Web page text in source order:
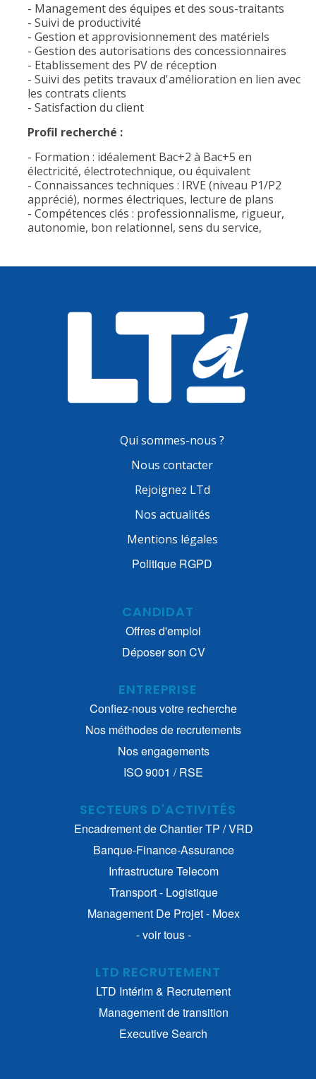
- Management des équipes et des sous-traitants
- Suivi de productivité
- Gestion et approvisionnement des matériels
- Gestion des autorisations des concessionnaires
- Etablissement des PV de réception
- Suivi des petits travaux d'amélioration en lien avec
les contrats clients
- Satisfaction du client
Profil recherché :
- Formation : idéalement Bac+2 à Bac+5 en
électricité, électrotechnique, ou équivalent
- Connaissances techniques : IRVE (niveau P1/P2
apprécié), normes électriques, lecture de plans
- Compétences clés : professionnalisme, rigueur,
autonomie, bon relationnel, sens du service,
Qui sommes-nous ?
Nous contacter
Rejoignez LTd
Nos actualités
Mentions légales
Politique RGPD
CANDIDAT
Offres d'emploi
Déposer son CV
ENTREPRISE
Confiez-nous votre recherche
Nos méthodes de recrutements
Nos engagements
ISO 9001 / RSE
SECTEURS D'ACTIVITÉS
Encadrement de Chantier TP / VRD
Banque-Finance-Assurance
Infrastructure Telecom
Transport - Logistique
Management De Projet - Moex
- voir tous -
LTD RECRUTEMENT
LTD Intérim & Recrutement
Management de transition
Executive Search